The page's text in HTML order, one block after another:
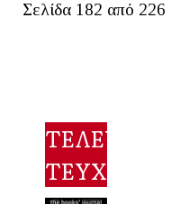
Σελίδα 182 από 226
ΤΕΛΕΥΤΑΙΟ
ΤΕΥΧΟΣ